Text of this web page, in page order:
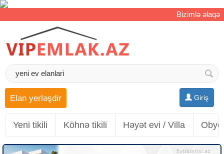
Bizimlə əlaqə
Giriş
Elan yerləşdir
Yeni tikili Köhnə tikili Həyət evi / Villa